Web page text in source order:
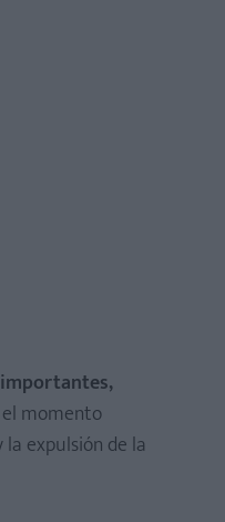
el momento
la expulsión de la